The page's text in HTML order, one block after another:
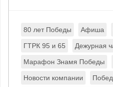
80 лет Победы Афиша
ГТРК 95 и 65 Дежурная
Марафон Знамя Победы
Новости компании